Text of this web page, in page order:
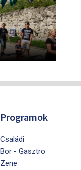
Programok
Családi
Bor - Gasztro
Zene